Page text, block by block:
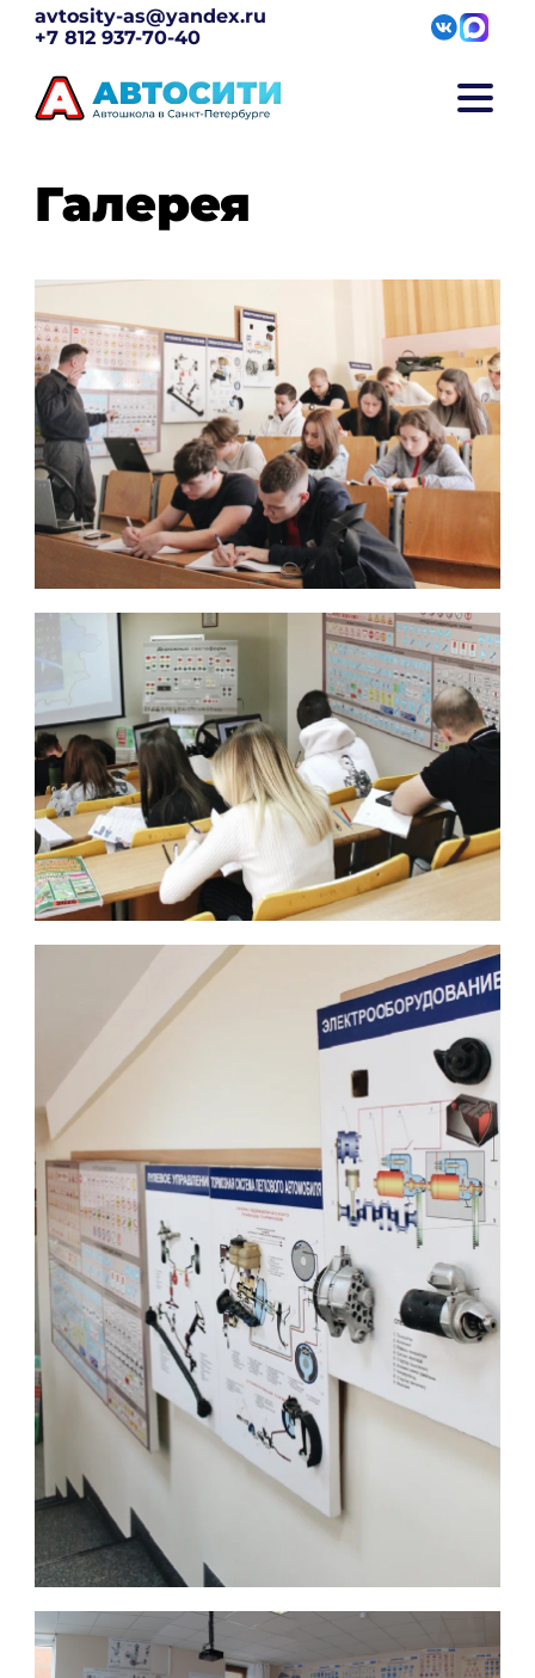
avtosity-as@yandex.ru
+7 812 937-70-40
Галерея